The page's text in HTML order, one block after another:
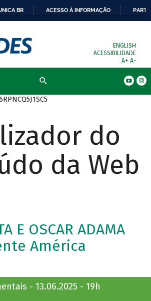
BR ACESSO À INFORMAÇÃO
ENGLISH
ACESSIBILIDADE
A+ A-
do
da Web
E OSCAR ADAMA
América
- 13.06.2025 - 19h